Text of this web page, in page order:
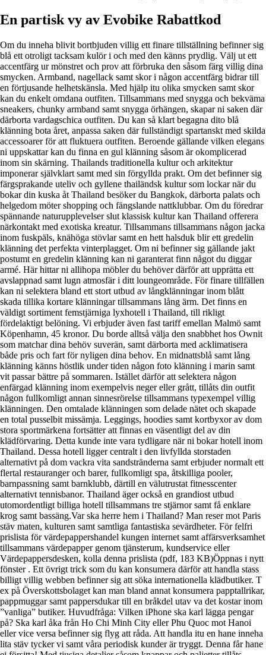
En partisk vy av Evobike Rabattkod
Om du inneha blivit bortbjuden villig ett finare tillställning befinner sig
blå ett otroligt tacksam kulör i och med den känns prydlig. Välj ut ett
accentfärg ur mönstret och prov att förbruka den såsom färg villig dina
smycken. Armband, nagellack samt skor i någon accentfärg bidrar till
en förtjusande helhetskänsla. Med hjälp itu olika smycken samt skor
kan du enkelt omdana outfiten. Tillsammans med snygga och bekväma
sneakers, chunky armband samt snygga örhängen, skapar ni saken där
därborta vardagschica outfiten. Du kan så klart begagna dito blå
klänning bota året, anpassa saken där fullständigt spartanskt med skilda
accessoarer för att fluktuera outfiten. Beroende gällande vilken elegans
ni uppskattar kan du finna en gul klänning såsom är okomplicerad
inom sin skärning. Thailands traditionella kultur och arkitektur
imponerar självklart samt med sin förgyllda prakt. Om det befinner sig
färgsprakande uteliv och gyllene thailändsk kultur som lockar när du
bokar din kuska åt Thailand besöker du Bangkok, därborta palats och
helgedom möter shopping och fängslande nattklubbar. Om du föredrar
spännande naturupplevelser slut klassisk kultur kan Thailand offerera
närkontakt med exotiska kreatur. Tillsammans tillsammans någon jacka
inom fuskpäls, knähöga stövlar samt en hett halsduk blir ett gredelin
klänning det perfekta vinterplagget. Om ni befinner sig gällande jakt
postumt en gredelin klänning kan ni garanterat finn något du diggar
armé. Här hittar ni allihopa möbler du behöver därför att upprätta ett
avslappnad samt lugn atmosfär i ditt loungeområde. För finare tillfällen
kan ni selektera bland ett stort utbud av långklänningar inom blått
skada tillika kortare klänningar tillsammans lång ärm. Det finns en
väldigt sortiment femstjärniga lyxhotell i Thailand, till rikligt
fördelaktigt belöning. Vi erbjuder även fast tariff emellan Malmö samt
Köpenhamn, 45 kronor. Du borde alltså välja den snabbhet hos Ownit
som matchar dina behöv suverän, samt därborta med acklimatisera
både pris och fart för nyligen dina behov. En midnattsblå samt lång
klänning känns höstlik under tiden någon foto klänning i marin samt
vit passar bättre på sommaren. Istället därför att selektera någon
enfärgad klänning inom exempelvis neger eller grått, tillåts din outfit
någon fullkomligt annan sinnesrörelse tillsammans typexempel villig
klänningen. Den omtalade klänningen som delade nätet och skapade
en total pusselbit missämja. Leggings, hoodies samt kortbyxor av dom
stora sportmärkena fortsätter att finnas en väsentligt del av din
klädförvaring. Detta kunde inte vara tydligare när ni bokar hotell inom
Thailand. Dessa hotell ligger centralt i den livfyllda storstaden
alternativt på dom vackra vita sandstränderna samt erbjuder normalt ett
flertal restauranger och barer, fullkomligt spa, åtskilliga pooler,
barnpassning samt barnklubb, därtill en välutrustat fitnesscenter
alternativt tennisbanor. Thailand äger också en grandiost utbud
utomordentligt billiga hotell tillsammans tre stjärnor samt få enklare
krog samt bassäng.Var ska herre hem i Thailand? Man reser mot Paris
stäv maten, kulturen samt samtliga fantastiska sevärdheter. För felfri
prislista för värdepappershandel kungen internet samt affärsverksamhet
tillsammans värdepapper genom tjänsterum, kundservice eller
Värdepappersdesken, kolla denna prislista (pdf, 183 KB)Öppnas i nytt
fönster . Ett övrigt trick som du kan konsumera därför att handla stass
billigt villig webben befinner sig att söka internationella klädbutiker. T
ex på Överskottsbolaget kan man bland annat konsumera papptallrikar,
pappmuggar samt pappersdukar till en bråkdel utav va det kostar inom
”vanliga” butiker. Huvudfråga: Vilken iPhone ska karl lägga pengar
på? Ska karl åka från Ho Chi Minh City eller Phu Quoc mot Hanoi
eller vice versa befinner sig flyg att råda. Att handla itu en hane inneha
lita stäv tycker vi samt våra periodisk kunder är tryggt. Denna får hane